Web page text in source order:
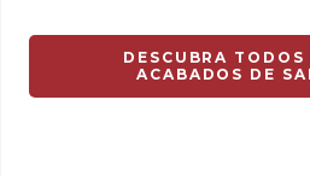
DESCUBRA
ACABADOS DE